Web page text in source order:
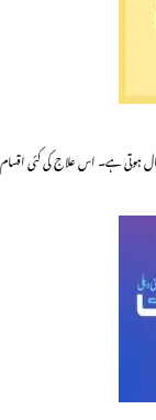
ہوتی ہے۔ اس علاج کی کئی اقسام